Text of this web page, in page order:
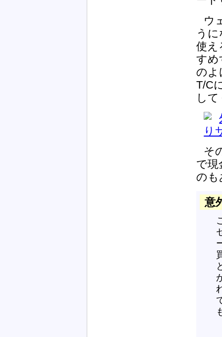
ウ
う
使え
すめ
のよ
T/C
し
そ
で現
のも
意